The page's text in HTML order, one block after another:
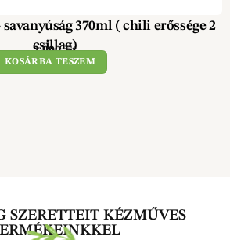
370ml ( chili erőssége 2
csillag)
2 990Ft
KOSÁRBA TESZEM
SZERETTEIT KÉZMŰVES